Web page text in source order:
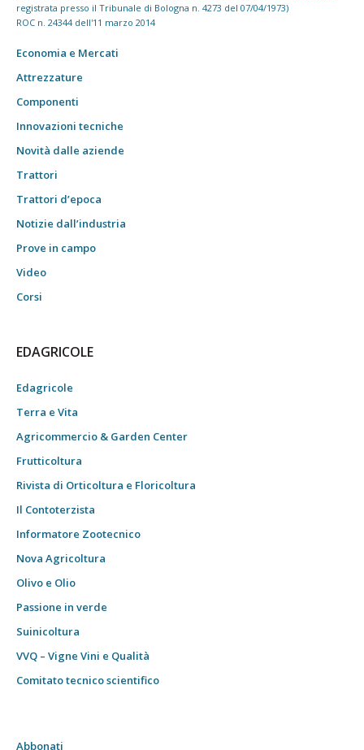
registrata presso il Tribunale di Bologna n. 4273 del 07/04/1973)
ROC n. 24344 dell'11 marzo 2014
Economia e Mercati
Attrezzature
Componenti
Innovazioni tecniche
Novità dalle aziende
Trattori
Trattori d’epoca
Notizie dall’industria
Prove in campo
Video
Corsi
EDAGRICOLE
Edagricole
Terra e Vita
Agricommercio & Garden Center
Frutticoltura
Rivista di Orticoltura e Floricoltura
Il Contoterzista
Informatore Zootecnico
Nova Agricoltura
Olivo e Olio
Passione in verde
Suinicoltura
VVQ – Vigne Vini e Qualità
Comitato tecnico scientifico
Abbonati